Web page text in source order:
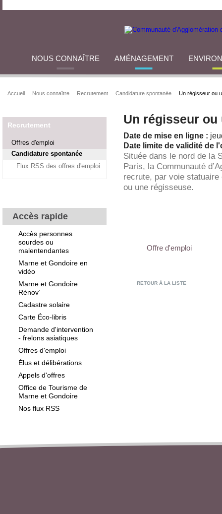
NOUS CONNAÎTRE AMÉNAGEMENT
Accueil Nous connaître Recrutement Candidature spontanée Un régisseur ou
Recrutement
Offres d'emploi
Candidature spontanée
Flux RSS des offres d'emploi
Accès rapide
Accès personnes
sourdes ou
malentendantes
Marne et Gondoire en
vidéo
Marne et Gondoire
Rénov’
Cadastre solaire
Carte Éco-libris
Demande d'intervention
- frelons asiatiques
Offres d'emploi
Élus et délibérations
Appels d'offres
Office de Tourisme de
Marne et Gondoire
Nos flux RSS
Un régisseur
Date de mise en ligne :
Date limite de validité de
Située dans le nord de la
Paris, la Communauté
recrute, par voie
ou une régisseuse.
Offre d'emploi
RETOUR À LA LISTE